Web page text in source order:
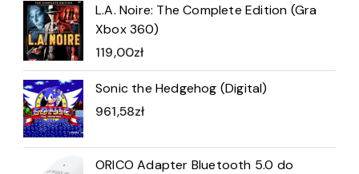
L.A. Noire: The Complete Edition (Gra
Xbox 360)
119,00zł
Sonic the Hedgehog (Digital)
961,58zł
ORICO Adapter Bluetooth 5.0 do